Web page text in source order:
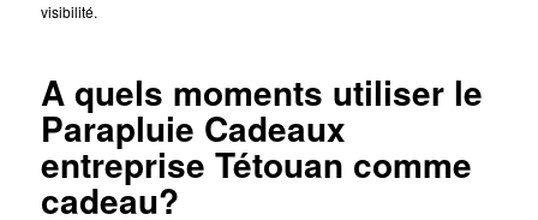
visibilité.
A quels moments utiliser le
Parapluie Cadeaux
entreprise Tétouan comme
cadeau?